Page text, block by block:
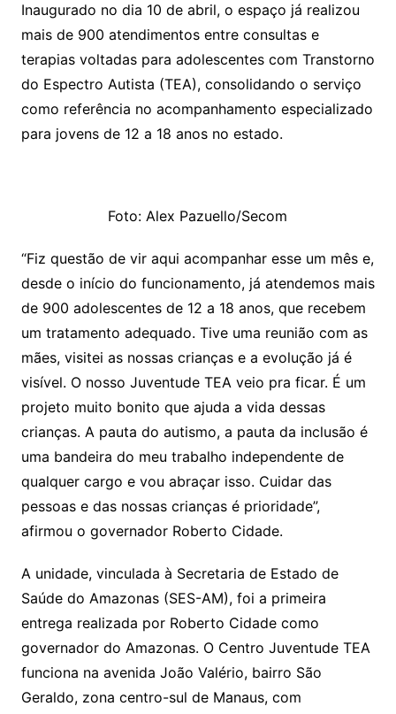
Inaugurado no dia 10 de abril, o espaço já realizou
mais de 900 atendimentos entre consultas e
terapias voltadas para adolescentes com Transtorno
do Espectro Autista (TEA), consolidando o serviço
como referência no acompanhamento especializado
para jovens de 12 a 18 anos no estado.
Foto: Alex Pazuello/Secom
“Fiz questão de vir aqui acompanhar esse um mês e,
desde o início do funcionamento, já atendemos mais
de 900 adolescentes de 12 a 18 anos, que recebem
um tratamento adequado. Tive uma reunião com as
mães, visitei as nossas crianças e a evolução já é
visível. O nosso Juventude TEA veio pra ficar. É um
projeto muito bonito que ajuda a vida dessas
crianças. A pauta do autismo, a pauta da inclusão é
uma bandeira do meu trabalho independente de
qualquer cargo e vou abraçar isso. Cuidar das
pessoas e das nossas crianças é prioridade”,
afirmou o governador Roberto Cidade.
A unidade, vinculada à Secretaria de Estado de
Saúde do Amazonas (SES-AM), foi a primeira
entrega realizada por Roberto Cidade como
governador do Amazonas. O Centro Juventude TEA
funciona na avenida João Valério, bairro São
Geraldo, zona centro-sul de Manaus, com